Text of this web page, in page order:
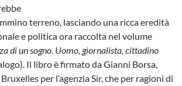
terreno, lasciando una ricca eredità
e politica ora raccolta nel volume
di un sogno. Uomo, giornalista, cittadino
Il libro è firmato da Gianni Borsa,
per l’agenzia Sir, che per ragioni di